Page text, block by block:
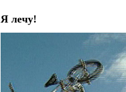
Я лечу!